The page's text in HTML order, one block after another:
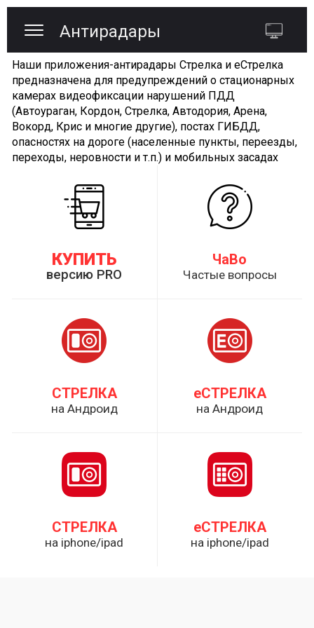
Антирадары
Наши приложения-антирадары Стрелка и еСтрелка
предназначена для предупреждений о стационарных
камерах видеофиксации нарушений ПДД
(Автоураган, Кордон, Стрелка, Автодория, Арена,
Вокорд, Крис и многие другие), постах ГИБДД,
опасностях на дороге (населенные пункты, переезды,
переходы, неровности и т.п.) и мобильных засадах
КУПИТЬ
версию PRO
ЧаВо
Частые вопросы
СТРЕЛКА
на Андроид
еСТРЕЛКА
на Андроид
СТРЕЛКА
на iphone/ipad
еСТРЕЛКА
на iphone/ipad